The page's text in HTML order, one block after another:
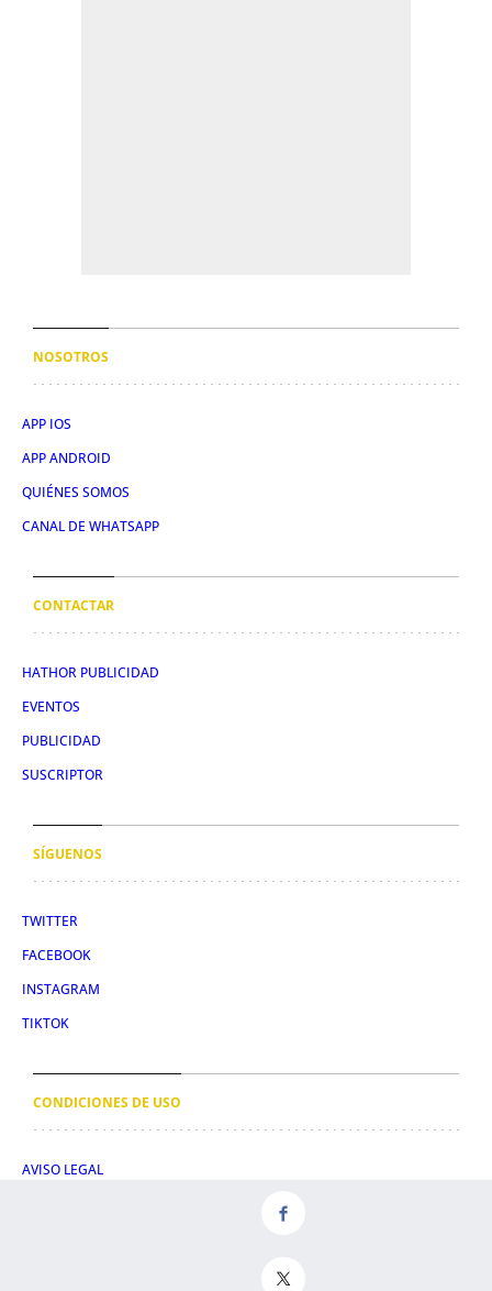
NOSOTROS
APP IOS
APP ANDROID
QUIÉNES SOMOS
CANAL DE WHATSAPP
CONTACTAR
HATHOR PUBLICIDAD
EVENTOS
PUBLICIDAD
SUSCRIPTOR
SÍGUENOS
TWITTER
FACEBOOK
INSTAGRAM
TIKTOK
CONDICIONES DE USO
AVISO LEGAL